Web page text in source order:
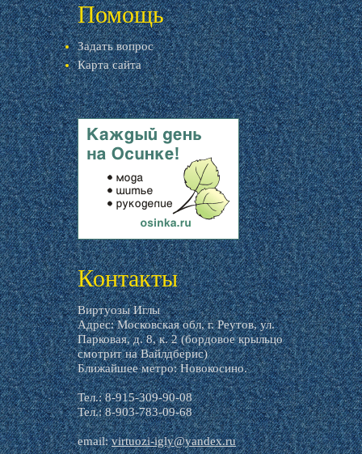
Помощь
Задать вопрос
Карта сайта
livemaster.ru
Контакты
Виртуозы Иглы
Адрес: Московская обл, г. Реутов, ул.
Парковая, д. 8, к. 2 (бордовое крыльцо
смотрит на Вайлдберис)
Ближайшее метро: Новокосино.
Тел.: 8-915-309-90-08
Тел.: 8-903-783-09-68
email:virtuozi-igly@yandex.ru